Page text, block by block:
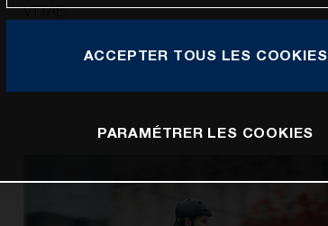
VTTAE.
ACCEPTER TOUS LES COOKIES
PARAMÉTRER LES COOKIES